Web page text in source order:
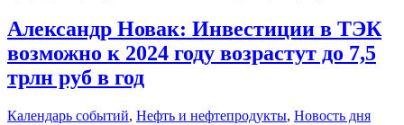
Александр Новак: Инвестиции в ТЭК
возможно к 2024 году возрастут до 7,5
трлн руб в год
Календарь событий, Нефть и нефтепродукты, Новость дня